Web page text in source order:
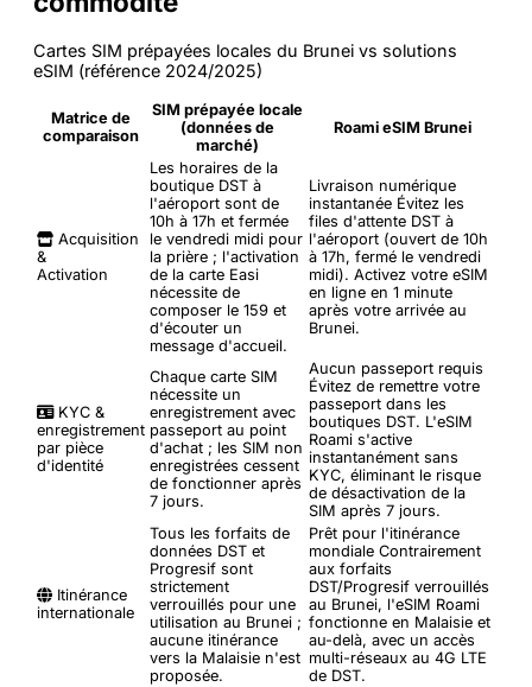
Cartes SIM prépayées locales du Brunei vs solutions
eSIM (référence 2024/2025)
Matrice de
comparaison
SIM prépayée locale
(données de
marché)
Roami eSIM Brunei
Acquisition
&
Activation
Les horaires de la
boutique DST à
l'aéroport sont de
10h à 17h et fermée
le vendredi midi pour
la prière ; l'activation
de la carte Easi
nécessite de
composer le 159 et
d'écouter un
message d'accueil.
Livraison numérique
instantanée Évitez les
files d'attente DST à
l'aéroport (ouvert de 10h
à 17h, fermé le vendredi
midi). Activez votre eSIM
en ligne en 1 minute
après votre arrivée au
Brunei.
KYC &
enregistrement
par pièce
d'identité
Chaque carte SIM
nécessite un
enregistrement avec
passeport au point
d'achat ; les SIM non
enregistrées cessent
de fonctionner après
7 jours.
Aucun passeport requis
Évitez de remettre votre
passeport dans les
boutiques DST. L'eSIM
Roami s'active
instantanément sans
KYC, éliminant le risque
de désactivation de la
SIM après 7 jours.
Itinérance
internationale
Tous les forfaits de
données DST et
Progresif sont
strictement
verrouillés pour une
utilisation au Brunei ;
aucune itinérance
vers la Malaisie n'est
proposée.
Prêt pour l'itinérance
mondiale Contrairement
aux forfaits
DST/Progresif verrouillés
au Brunei, l'eSIM Roami
fonctionne en Malaisie et
au-delà, avec un accès
multi-réseaux au 4G LTE
de DST.